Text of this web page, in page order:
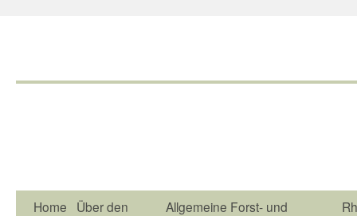
Home
Über den
Allgemeine Forst- und